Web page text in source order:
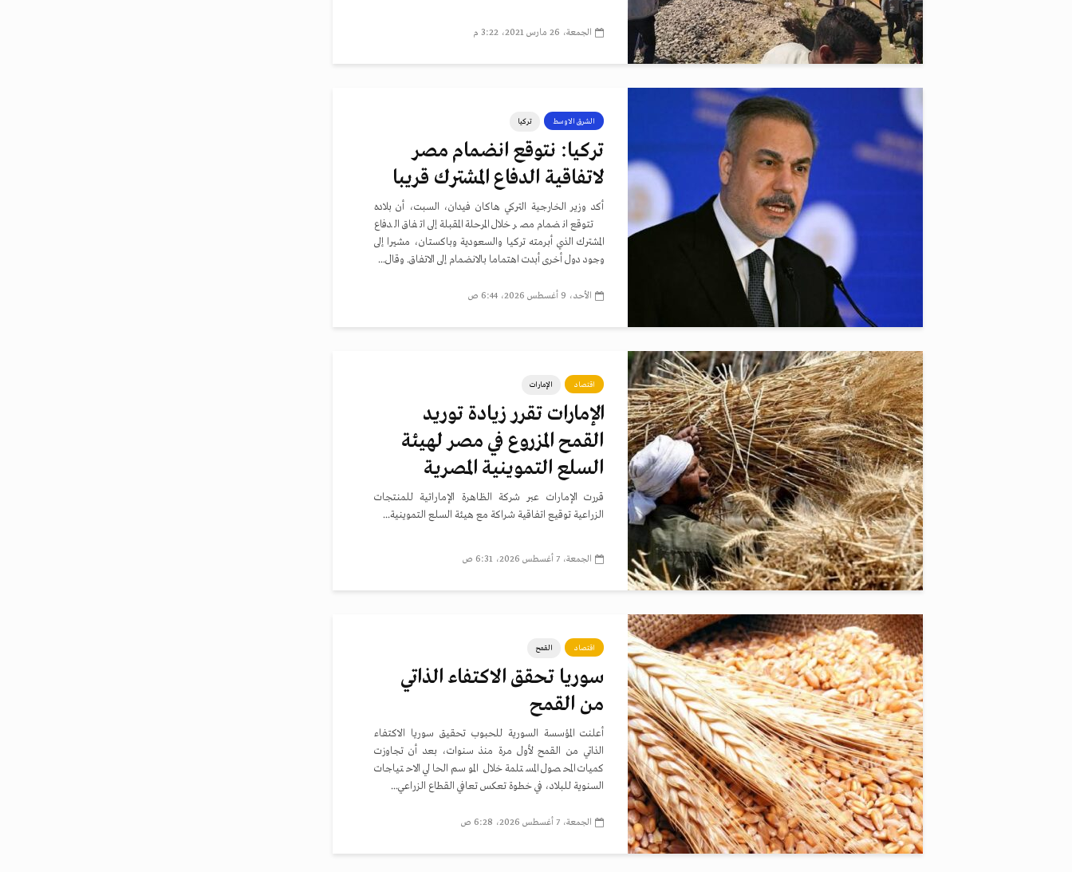
الجمعة، 26 مارس 2021، 3:22 م
الشرق الاوسط تركيا
تركيا: نتوقع انضمام مصر
لاتفاقية الدفاع المشترك قريبا
أكد وزير الخارجية التركي هاكان فيدان، السبت، أن بلاده
تتوقع انضمام مصر خلال المرحلة المقبلة إلى اتفاق الدفاع
المشترك الذي أبرمته تركيا والسعودية وباكستان، مشيرا إلى
وجود دول أخرى أبدت اهتماما بالانضمام إلى الاتفاق. وقال...
الأحد، 9 أغسطس 2026، 6:44 ص
اقتصاد الإمارات
الإمارات تقرر زيادة توريد
القمح المزروع في مصر لهيئة
السلع التموينية المصرية
قررت الإمارات عبر شركة الظاهرة الإماراتية للمنتجات
الزراعية توقيع اتفاقية شراكة مع هيئة السلع التموينية...
الجمعة، 7 أغسطس 2026، 6:31 ص
اقتصاد القمح
سوريا تحقق الاكتفاء الذاتي
من القمح
أعلنت المؤسسة السورية للحبوب تحقيق سوريا الاكتفاء
الذاتي من القمح لأول مرة منذ سنوات، بعد أن تجاوزت
كميات المحصول المستلمة خلال الموسم الحالي الاحتياجات
السنوية للبلاد، في خطوة تعكس تعافي القطاع الزراعي...
الجمعة، 7 أغسطس 2026، 6:28 ص